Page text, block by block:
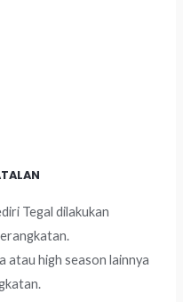
Tegal dilakukan
atau high season lainnya